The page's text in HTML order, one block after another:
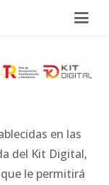
en las
del Kit Digital,
le permitirá